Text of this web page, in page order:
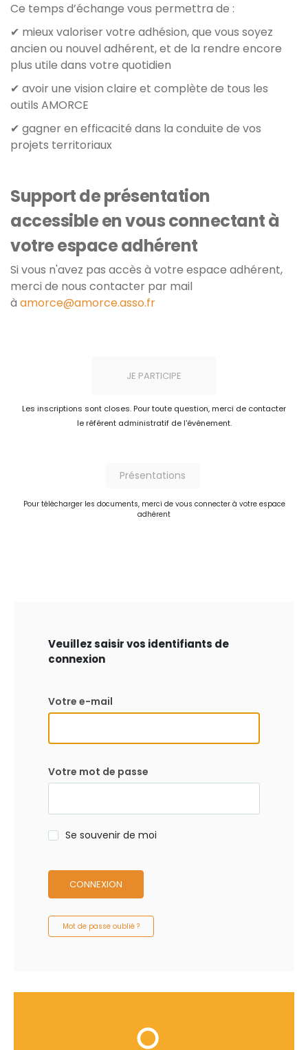
Ce temps d’échange vous permettra de :
✔ mieux valoriser votre adhésion, que vous soyez
ancien ou nouvel adhérent, et de la rendre encore
plus utile dans votre quotidien
✔ avoir une vision claire et complète de tous les
outils AMORCE
✔ gagner en efficacité dans la conduite de vos
projets territoriaux
Support de présentation
accessible en vous connectant à
votre espace adhérent
Si vous n'avez pas accès à votre espace adhérent,
merci de nous contacter par mail
à amorce@amorce.asso.fr
JE PARTICIPE
Les inscriptions sont closes. Pour toute question, merci de contacter
le référent administratif de l'événement.
Présentations
Pour télécharger les documents, merci de vous connecter à votre espace
adhérent
Veuillez saisir vos identifiants de
connexion
Votre e-mail
Votre mot de passe
Se souvenir de moi
CONNEXION
Mot de passe oublié ?